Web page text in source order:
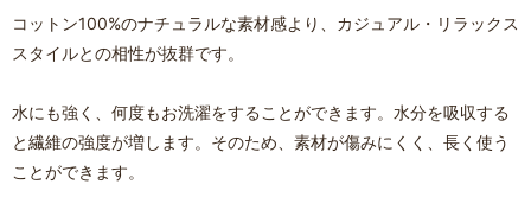
コットン100%のナチュラルな素材感より、カジュアル・リラックス
スタイルとの相性が抜群です。
水にも強く、何度もお洗濯をすることができます。水分を吸収する
と繊維の強度が増します。そのため、素材が傷みにくく、長く使う
ことができます。